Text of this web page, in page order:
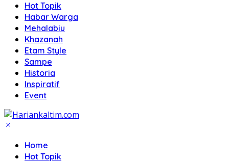
Hot Topik
Habar Warga
Mehalabiu
Khazanah
Etam Style
Sampe
Historia
Inspiratif
Event
Home
Hot Topik